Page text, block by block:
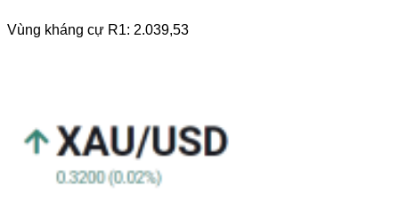
Vùng kháng cự R1: 2.039,53